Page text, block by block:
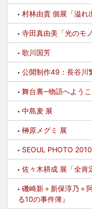
村林由貴 個展「溢れ
寺田真由美「光のモ
歌川国芳
公開制作49：長谷川
舞台裏─物語へよう
中島麦 展
榊原メグミ 展
SEOUL PHOTO 2010
佐々木耕成 展「全肯
磯崎新＋新保淳乃＋
る10の事件簿』